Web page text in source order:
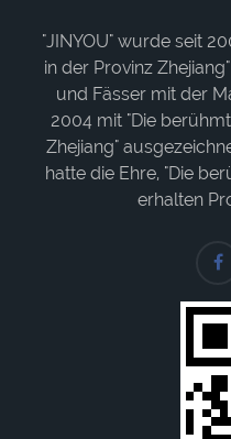
"JINYOU" wurde seit
in der Provinz
und Fässer mit der
2004 mit "Die
Zhejiang"
hatte die Ehre, "Die
erhalten